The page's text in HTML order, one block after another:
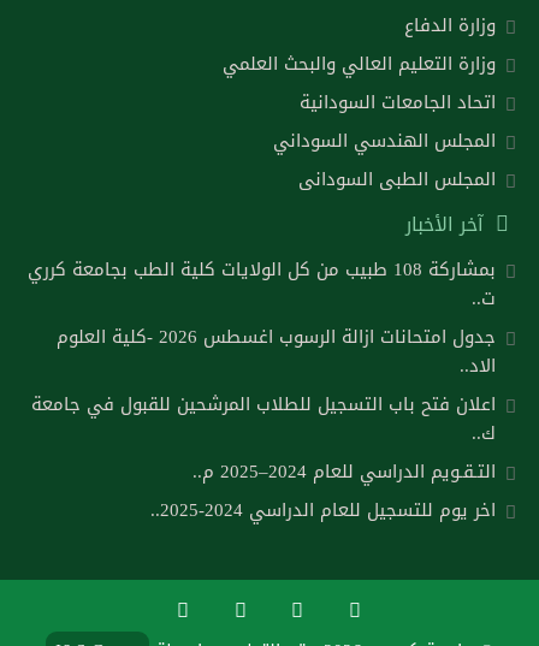
وزارة الدفاع
وزارة التعليم العالي والبحث العلمي
اتحاد الجامعات السودانية
المجلس الهندسي السوداني
المجلس الطبى السودانى
آخر الأخبار
بمشاركة 108 طبيب من كل الولايات كلية الطب بجامعة كرري
ت..
جدول امتحانات ازالة الرسوب اغسطس 2026 -كلية العلوم
الاد..
اعلان فتح باب التسجيل للطلاب المرشحين للقبول في جامعة
ك..
التـقـويم الدراسي للعام 2024–2025 م..
اخر يوم للتسجيل للعام الدراسي 2024-2025..